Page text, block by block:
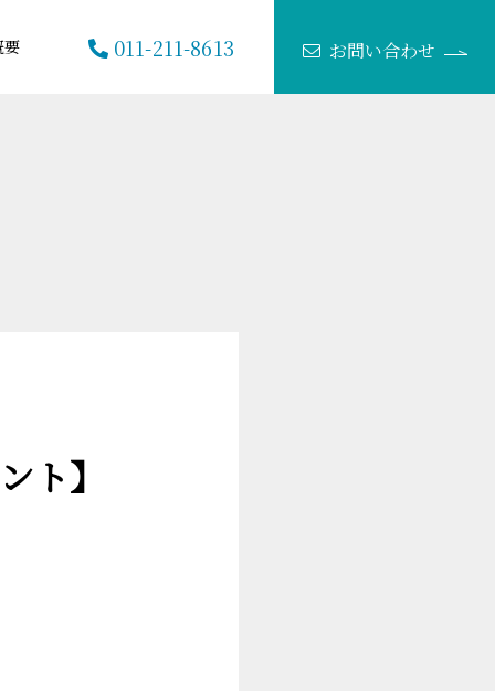
要 011-211-8613 お問い合わせ
】